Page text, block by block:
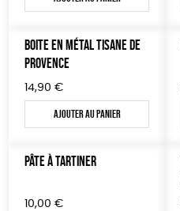
TOUT
BOITE EN MÉTAL TISANE DE
PROVENCE
14,90 €
Ajouter au panier
PÂTE À TARTINER
10,00 €